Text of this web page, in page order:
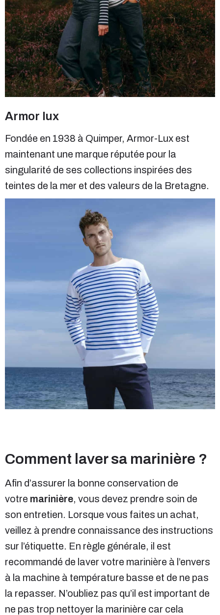
Armor lux
Fondée en 1938 à Quimper, Armor-Lux est
maintenant une marque réputée pour la
singularité de ses collections inspirées des
teintes de la mer et des valeurs de la Bretagne.
Comment laver sa marinière ?
Afin d’assurer la bonne conservation de
votre marinière, vous devez prendre soin de
son entretien. Lorsque vous faites un achat,
veillez à prendre connaissance des instructions
sur l’étiquette. En règle générale, il est
recommandé de laver votre marinière à l’envers
à la machine à température basse et de ne pas
la repasser. N’oubliez pas qu’il est important de
ne pas trop nettoyer la marinière car cela